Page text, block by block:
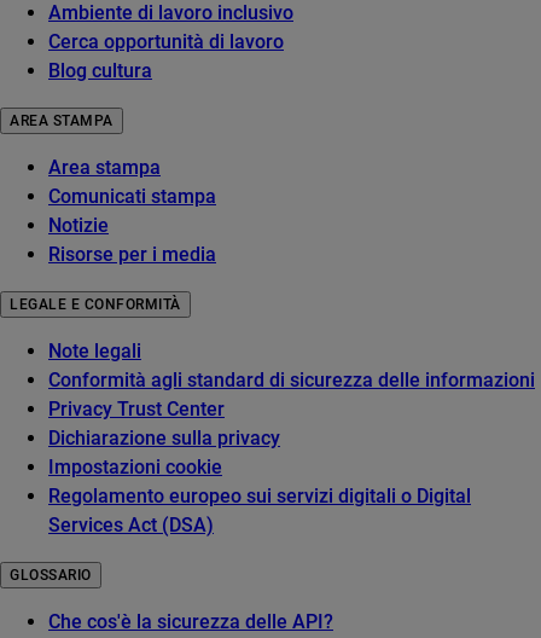
Ambiente di lavoro inclusivo
Cerca opportunità di lavoro
Blog cultura
AREA STAMPA
Area stampa
Comunicati stampa
Notizie
Risorse per i media
LEGALE E CONFORMITÀ
Note legali
Conformità agli standard di sicurezza delle informazioni
Privacy Trust Center
Dichiarazione sulla privacy
Impostazioni cookie
Regolamento europeo sui servizi digitali o Digital
Services Act (DSA)
GLOSSARIO
Che cos'è la sicurezza delle API?